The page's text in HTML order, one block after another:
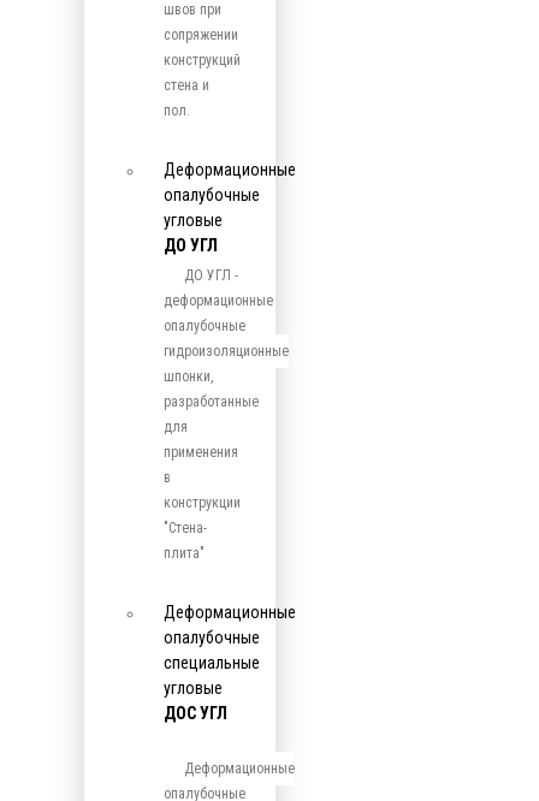
швов при
сопряжении
конструкций
стена и
пол.
Деформационные
опалубочные
угловые
ДО УГЛ
ДО УГЛ -
деформационные
опалубочные
гидроизоляционные
шпонки,
разработанные
для
применения
в
конструкции
"Стена-
плита"
Деформационные
опалубочные
специальные
угловые
ДОС УГЛ
Деформационные
опалубочные